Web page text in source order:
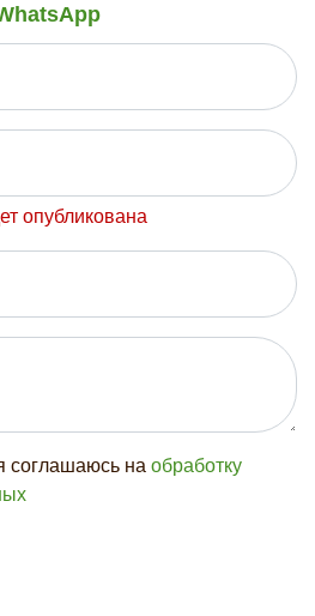
опубликована
соглашаюсь на обработку